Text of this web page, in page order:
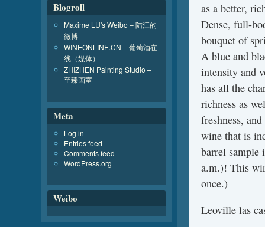
as a better,
Dense, full-
bouquet of
A blue and
intensity and
has all the
richness as
freshness,
wine that is
barrel sample
a.m.)! This
once.)
Leoville las
Blogroll
Maxime LU's Weibo – 陆江的
微博
WINEONLINE.CN – 葡萄酒在
线（媒体）
ZHIZHEN Painting Studio –
至臻画室
Meta
Log in
Entries feed
Comments feed
WordPress.org
Weibo